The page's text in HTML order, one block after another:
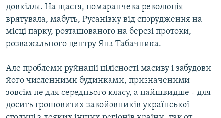
довкілля. На щастя, помаранчева революція
врятувала, мабуть, Русанівку від спорудження на
місці парку, розташованого на березі протоки,
розважального центру Яна Табачника.
Але проблеми руйнації цілісності масиву і забудови
його численними будинками, призначеними
зовсім не для середнього класу, а найшвидше - для
досить грошовитих завойовників української